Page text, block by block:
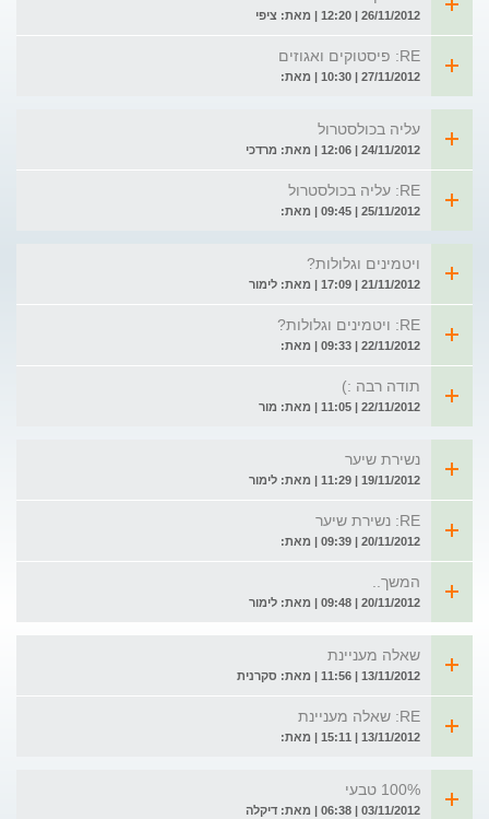
26/11/2012 | 12:20 | מאת: ציפי
RE: פיסטוקים ואגוזים
27/11/2012 | 10:30 | מאת:
עליה בכולסטרול
24/11/2012 | 12:06 | מאת: מרדכי
RE: עליה בכולסטרול
25/11/2012 | 09:45 | מאת:
ויטמינים וגלולות?
21/11/2012 | 17:09 | מאת: לימור
RE: ויטמינים וגלולות?
22/11/2012 | 09:33 | מאת:
תודה רבה :)
22/11/2012 | 11:05 | מאת: מור
נשירת שיער
19/11/2012 | 11:29 | מאת: לימור
RE: נשירת שיער
20/11/2012 | 09:39 | מאת:
המשך..
20/11/2012 | 09:48 | מאת: לימור
שאלה מעניינת
13/11/2012 | 11:56 | מאת: סקרנית
RE: שאלה מעניינת
13/11/2012 | 15:11 | מאת:
100% טבעי
03/11/2012 | 06:38 | מאת: דיקלה